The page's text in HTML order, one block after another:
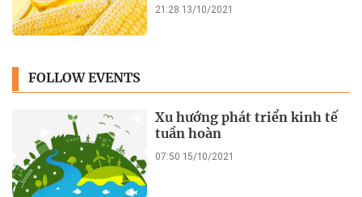
21:28 13/10/2021
FOLLOW EVENTS
Xu hướng phát triển kinh tế
tuần hoàn
07:50 15/10/2021